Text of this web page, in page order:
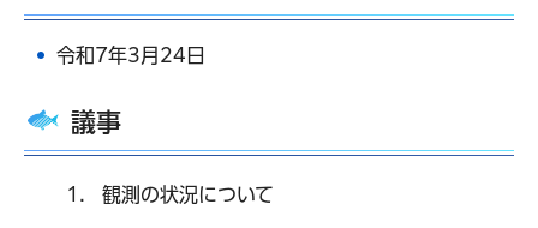
令和7年3月24日
議事
観測の状況について